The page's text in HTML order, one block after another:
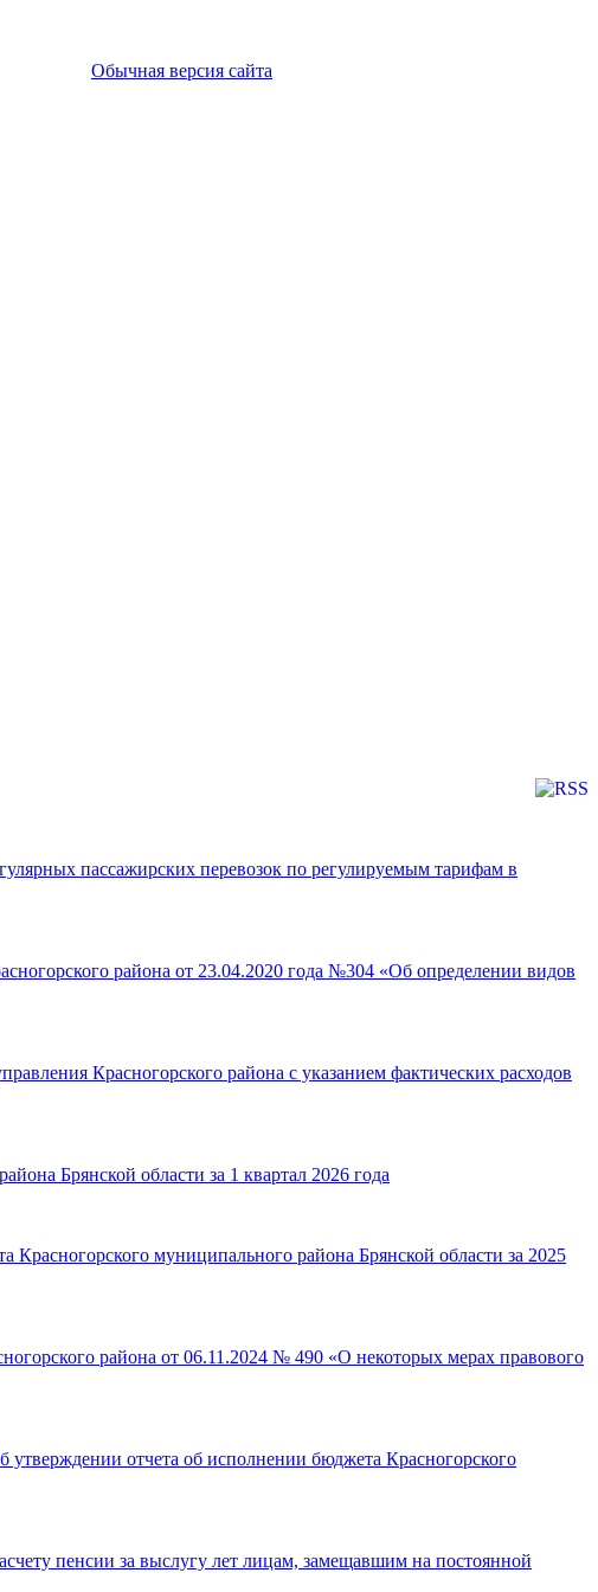
Обычная версия сайта
пассажирских перевозок по регулируемым тарифам в
района от 23.04.2020 года №304 «Об определении видов
Красногорского района с указанием фактических расходов
Брянской области за 1 квартал 2026 года
муниципального района Брянской области за 2025
района от 06.11.2024 № 490 «О некоторых мерах правового
отчета об исполнении бюджета Красногорского
пенсии за выслугу лет лицам, замещавшим на постоянной